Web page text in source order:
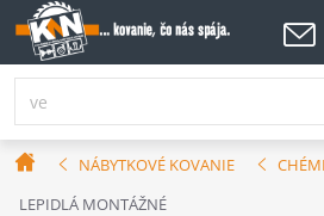
Prejsť
na
obsah
DomovNÁBYTKOVÉ KOVANIE
LEPIDLÁ MONTÁŽNÉ